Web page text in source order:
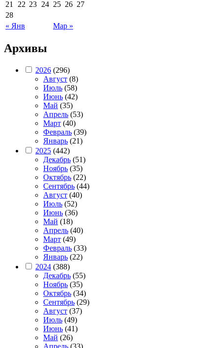
« Янв Мар »
21
22 23 24 25 26 27
28
Архивы
2026 (296)
Август (8)
Июль (58)
Июнь (42)
Май (35)
Апрель (53)
Март (40)
Февраль (39)
Январь (21)
2025 (442)
Декабрь (51)
Ноябрь (35)
Октябрь (22)
Сентябрь (44)
Август (40)
Июль (52)
Июнь (36)
Май (18)
Апрель (40)
Март (49)
Февраль (33)
Январь (22)
2024 (388)
Декабрь (55)
Ноябрь (35)
Октябрь (34)
Сентябрь (29)
Август (37)
Июль (49)
Июнь (41)
Май (26)